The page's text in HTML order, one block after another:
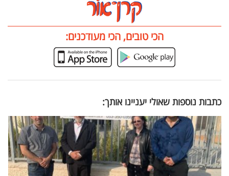
הכי טובים, הכי מעודכנים:
כתבות נוספות שאולי יעניינו אותך: